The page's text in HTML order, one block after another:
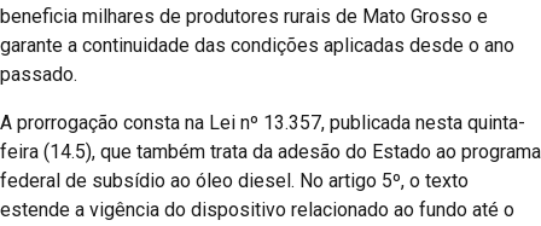
beneficia milhares de produtores rurais de Mato Grosso e
garante a continuidade das condições aplicadas desde o ano
passado.
A prorrogação consta na Lei nº 13.357, publicada nesta quinta-
feira (14.5), que também trata da adesão do Estado ao programa
federal de subsídio ao óleo diesel. No artigo 5º, o texto
estende a vigência do dispositivo relacionado ao fundo até o